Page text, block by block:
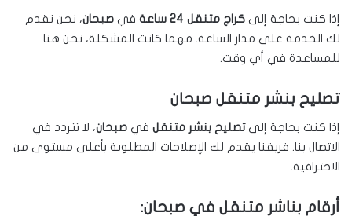
إذا كنت بحاجة إلى كراج متنقل 24 ساعة في صبحان، نحن نقدم
لك الخدمة على مدار الساعة. مهما كانت المشكلة، نحن هنا
للمساعدة في أي وقت.
تصليح بنشر متنقل صبحان
إذا كنت بحاجة إلىتصليح بنشر متنقل في صبحان، لا تتردد في
الاتصال بنا. فريقنا يقدم لك الإصلاحات المطلوبة بأعلى مستوى من
الاحترافية.
أرقام بناشر متنقل في صبحان: